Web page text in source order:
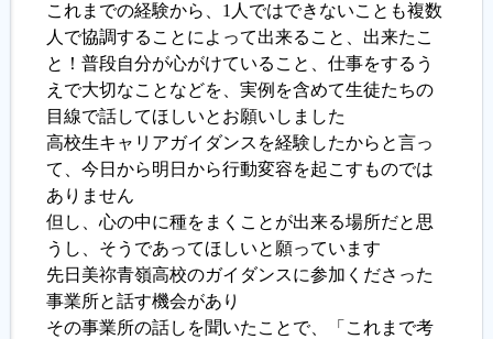
これまでの経験から、1人ではできないことも複数
人で協調することによって出来ること、出来たこ
と！普段自分が心がけていること、仕事をするう
えで大切なことなどを、実例を含めて生徒たちの
目線で話してほしいとお願いしました
高校生キャリアガイダンスを経験したからと言っ
て、今日から明日から行動変容を起こすものでは
ありません
但し、心の中に種をまくことが出来る場所だと思
うし、そうであってほしいと願っています
先日美祢青嶺高校のガイダンスに参加くださった
事業所と話す機会があり
その事業所の話しを聞いたことで、「これまで考